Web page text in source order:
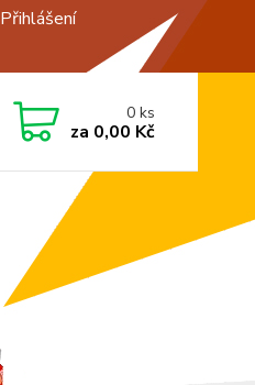
Přihlášení
0ks
za 0,00 Kč